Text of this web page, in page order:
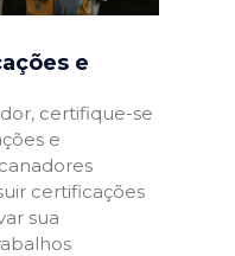
e
certifique-se
e
certificações
sua